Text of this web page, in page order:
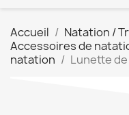
Accueil Natation /
Accessoires de
natation
Lunette